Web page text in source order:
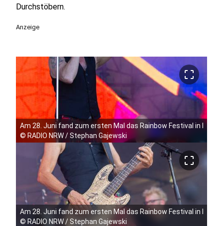
Durchstöbern.
Anzeige
crop_free
Am 28. Juni fand zum ersten Mal das Rainbow Festival in
© RADIO NRW / Stephan Gajewski
crop_free
Am 28. Juni fand zum ersten Mal das Rainbow Festival in
© RADIO NRW / Stephan Gajewski